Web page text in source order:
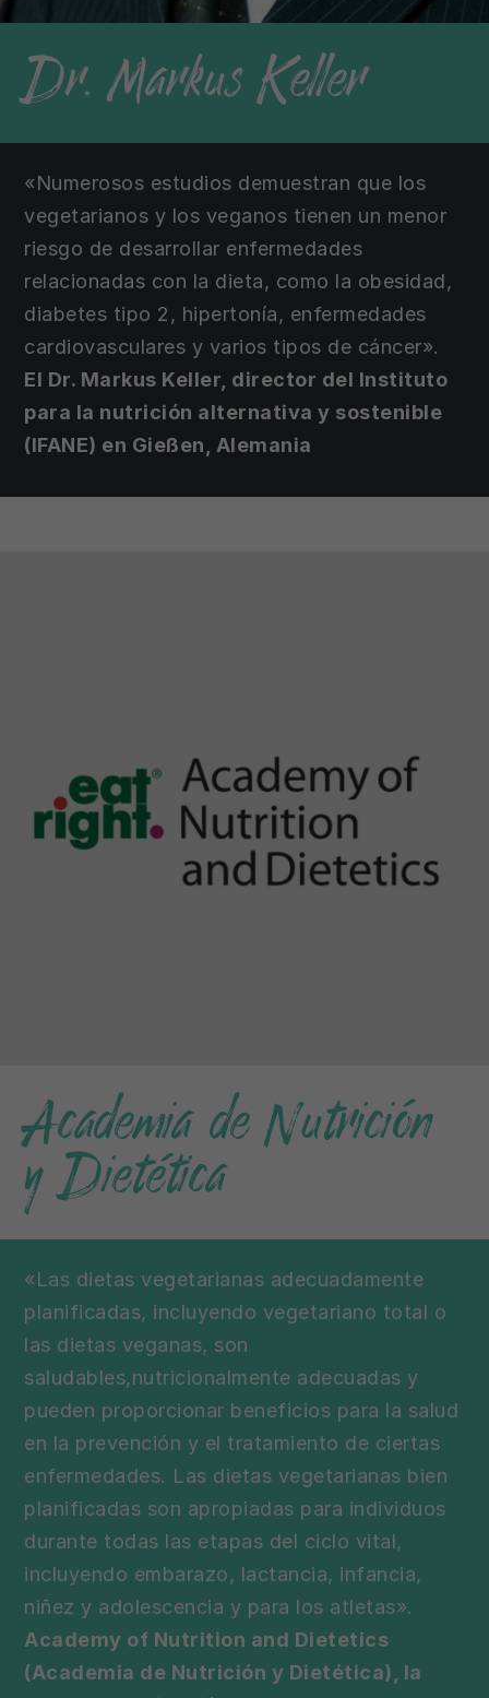
Dr. Markus Keller
«Numerosos estudios demuestran que los
vegetarianos y los veganos tienen un menor
riesgo de desarrollar enfermedades
relacionadas con la dieta, como la obesidad,
diabetes tipo 2, hipertonía, enfermedades
cardiovasculares y varios tipos de cáncer».
El Dr. Markus Keller, director del Instituto
para la nutrición alternativa y sostenible
(IFANE) en Gießen, Alemania
Academia de Nutrición
y Dietética
«Las dietas vegetarianas adecuadamente
planificadas, incluyendo vegetariano total o
las dietas veganas, son
saludables,nutricionalmente adecuadas y
pueden proporcionar beneficios para la salud
en la prevención y el tratamiento de ciertas
enfermedades. Las dietas vegetarianas bien
planificadas son apropiadas para individuos
durante todas las etapas del ciclo vital,
incluyendo embarazo, lactancia, infancia,
niñez y adolescencia y para los atletas».
Academy of Nutrition and Dietetics
(Academia de Nutrición y Dietética), la